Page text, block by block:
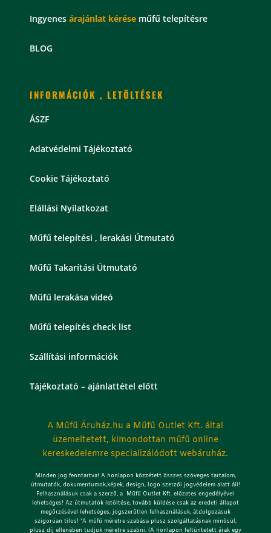
Ingyenes árajánlat kérése műfű telepítésre
BLOG
INFORMÁCIÓK , LETÖLTÉSEK
ÁSZF
Adatvédelmi Tájékoztató
Cookie Tájékoztató
Elállási Nyilatkozat
Műfű telepítési , lerakási Útmutató
Műfű Takarítási Útmutató
Műfű lerakása videó
Műfű telepítés check list
Szállítási információk
Tájékoztató – ajánlattétel előtt
A Műfű Áruház.hu a Műfű Outlet Kft. által
üzemeltetett, kimondottan műfű online
kereskedelemre specializálódott webáruház.
Minden jog fenntartva! A honlapon közzétett összes szöveges tartalom,
útmutatók, dokumentumok,képek, design, logo szerzői jogvédelem alatt áll!
Felhasználásuk csak a szerző, a Műfű Outlet Kft. előzetes engedélyével
lehetséges! Az útmutatók letöltése, tovább küldése csak az eredeti állapot
megőrzésével lehetséges, jogszerűtlen felhasználásuk, átdolgozásuk
szigorúan tilos! *A műfű méretre szabása plusz szolgáltatásnak minősül,
plusz díj ellenében tudjuk méretre szabni. (A honlapon feltüntetett árak egy